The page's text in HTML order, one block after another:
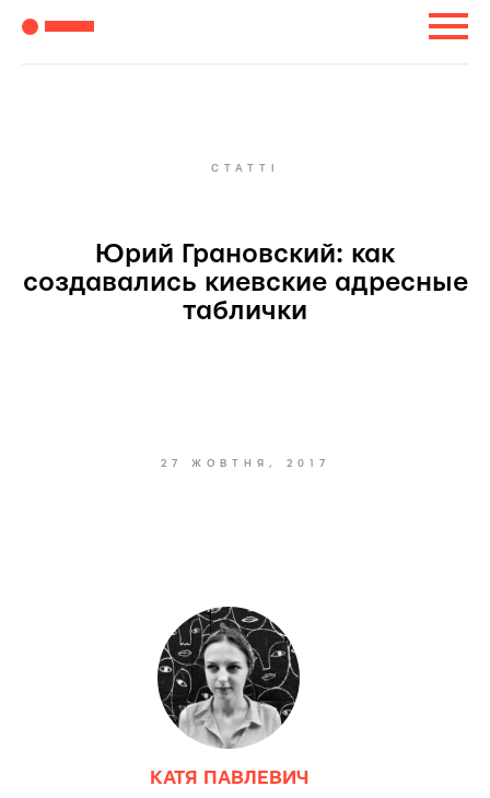
СТАТТІ
Юрий Грановский: как
создавались киевские адресные
таблички
27 ЖОВТНЯ, 2017
КАТЯ ПАВЛЕВИЧ